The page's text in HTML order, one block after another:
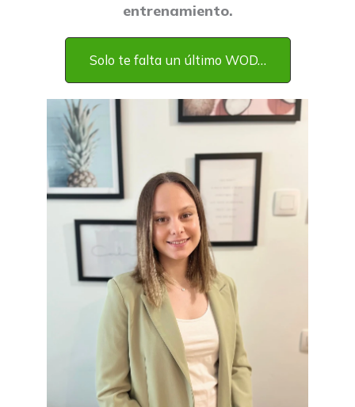
entrenamiento.
Solo te falta un último WOD…